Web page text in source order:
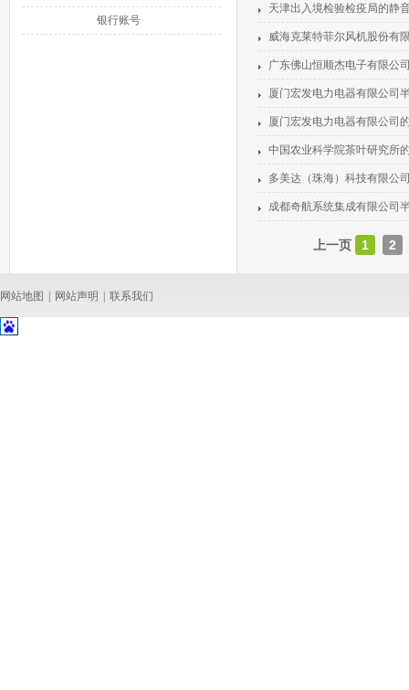
银行账号
天津出入境检验检疫局的静
威海克莱特菲尔风机股份有
广东佛山恒顺杰电子有限公
厦门宏发电力电器有限公司
厦门宏发电力电器有限公司​
中国农业科学院茶叶研究所
多美达（珠海）科技有限公
成都奇航系统集成有限公司
上一页 1 2
网站地图 网站声明 联系我们